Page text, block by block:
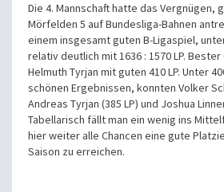
Die 4. Mannschaft hatte das Vergnügen,
Mörfelden 5 auf Bundesliga-Bahnen
einem insgesamt guten B-Ligaspiel,
relativ deutlich mit 1636 : 1570 LP.
Helmuth Tyrjan mit guten 410 LP. Unter
schönen Ergebnissen, konnten Volker
Andreas Tyrjan (385 LP) und Joshua
Tabellarisch fällt man ein wenig ins
hier weiter alle Chancen eine gute
Saison zu erreichen.